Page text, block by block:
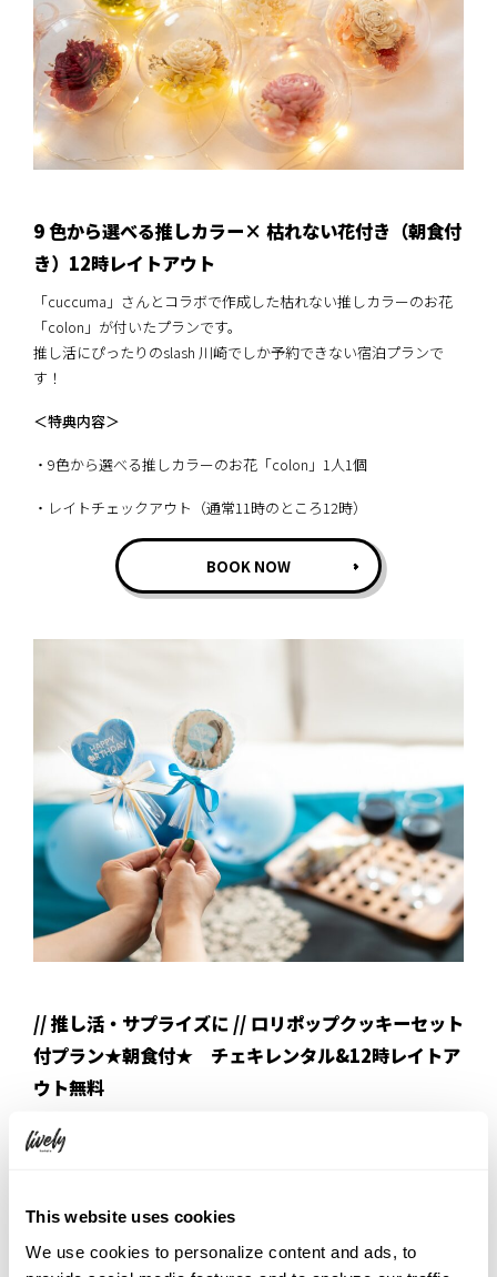
This website uses cookies
We use cookies to personalize content and ads, to
9 色から選べる推しカラー× 枯れない花付き（朝食付
き）12時レイトアウト
「cuccuma」さんとコラボで作成した枯れない推しカラーのお花
「colon」が付いたプランです。
推し活にぴったりのslash 川崎でしか予約できない宿泊プランで
す！
＜特典内容＞
・9色から選べる推しカラーのお花「colon」1人1個
・レイトチェックアウト（通常11時のところ12時）
BOOK NOW
// 推し活・サプライズに // ロリポップクッキーセット
付プラン★朝食付★ チェキレンタル&12時レイトア
ウト無料
世界にひとつだけ、オーダーメイドのロリポップクッキーが付いた
プランです。